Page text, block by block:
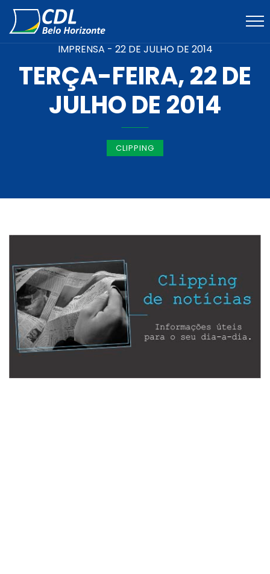
IMPRENSA - 22 DE JULHO DE 2014
TERÇA-FEIRA, 22 DE
JULHO DE 2014
CLIPPING